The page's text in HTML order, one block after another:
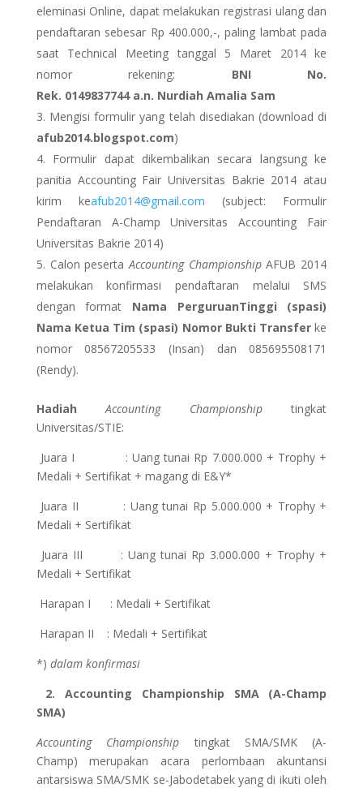
eleminasi Online, dapat melakukan registrasi ulang dan
pendaftaran sebesar Rp 400.000,-, paling lambat pada
saat Technical Meeting tanggal 5 Maret 2014 ke
nomor rekening: BNI No.
Rek. 0149837744 a.n. Nurdiah Amalia Sam
Mengisi formulir yang telah disediakan (download di
afub2014.blogspot.com)
Formulir dapat dikembalikan secara langsung ke
panitia Accounting Fair Universitas Bakrie 2014 atau
kirim keafub2014@gmail.com (subject: Formulir
Pendaftaran A-Champ Universitas Accounting Fair
Universitas Bakrie 2014)
Calon pesertaAccounting ChampionshipAFUB 2014
melakukan konfirmasi pendaftaran melalui SMS
dengan format Nama PerguruanTinggi (spasi)
Nama Ketua Tim (spasi) Nomor Bukti Transferke
nomor 08567205533 (Insan) dan 085695508171
(Rendy).
HadiahAccounting Championshiptingkat
Universitas/STIE:
Juara I : Uang tunai Rp 7.000.000 + Trophy +
Medali + Sertifikat + magang di E&Y*
Juara II : Uang tunai Rp 5.000.000 + Trophy +
Medali + Sertifikat
Juara III : Uang tunai Rp 3.000.000 + Trophy +
Medali + Sertifikat
Harapan I : Medali + Sertifikat
Harapan II : Medali + Sertifikat
*) dalam konfirmasi
2.Accounting Championship SMA (A-Champ
SMA)
Accounting Championship tingkat SMA/SMK (A-
Champ) merupakan acara perlombaan akuntansi
antarsiswa SMA/SMK se-Jabodetabek yang di ikuti oleh